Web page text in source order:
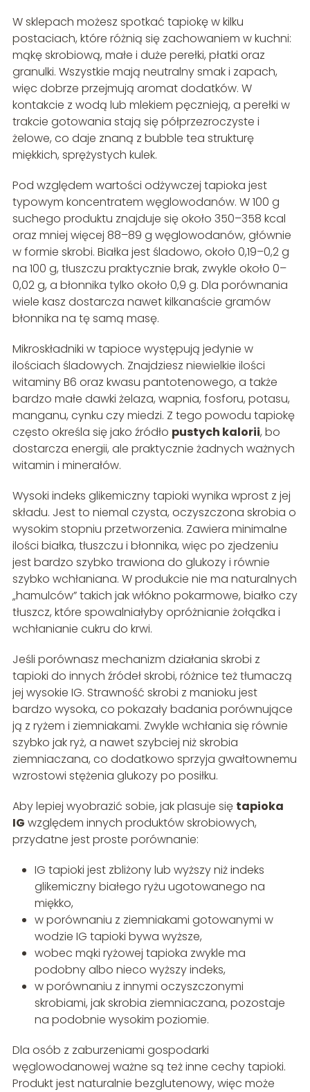
W sklepach możesz spotkać tapiokę w kilku
postaciach, które różnią się zachowaniem w kuchni:
mąkę skrobiową, małe i duże perełki, płatki oraz
granulki. Wszystkie mają neutralny smak i zapach,
więc dobrze przejmują aromat dodatków. W
kontakcie z wodą lub mlekiem pęcznieją, a perełki w
trakcie gotowania stają się półprzezroczyste i
żelowe, co daje znaną z bubble tea strukturę
miękkich, sprężystych kulek.
Pod względem wartości odżywczej tapioka jest
typowym koncentratem węglowodanów. W 100 g
suchego produktu znajduje się około 350–358 kcal
oraz mniej więcej 88–89 g węglowodanów, głównie
w formie skrobi. Białka jest śladowo, około 0,19–0,2 g
na 100 g, tłuszczu praktycznie brak, zwykle około 0–
0,02 g, a błonnika tylko około 0,9 g. Dla porównania
wiele kasz dostarcza nawet kilkanaście gramów
błonnika na tę samą masę.
Mikroskładniki w tapioce występują jedynie w
ilościach śladowych. Znajdziesz niewielkie ilości
witaminy B6 oraz kwasu pantotenowego, a także
bardzo małe dawki żelaza, wapnia, fosforu, potasu,
manganu, cynku czy miedzi. Z tego powodu tapiokę
często określa się jako źródło pustych kalorii, bo
dostarcza energii, ale praktycznie żadnych ważnych
witamin i minerałów.
Wysoki indeks glikemiczny tapioki wynika wprost z jej
składu. Jest to niemal czysta, oczyszczona skrobia o
wysokim stopniu przetworzenia. Zawiera minimalne
ilości białka, tłuszczu i błonnika, więc po zjedzeniu
jest bardzo szybko trawiona do glukozy i równie
szybko wchłaniana. W produkcie nie ma naturalnych
„hamulców” takich jak włókno pokarmowe, białko czy
tłuszcz, które spowalniałyby opróżnianie żołądka i
wchłanianie cukru do krwi.
Jeśli porównasz mechanizm działania skrobi z
tapioki do innych źródeł skrobi, różnice też tłumaczą
jej wysokie IG. Strawność skrobi z manioku jest
bardzo wysoka, co pokazały badania porównujące
ją z ryżem i ziemniakami. Zwykle wchłania się równie
szybko jak ryż, a nawet szybciej niż skrobia
ziemniaczana, co dodatkowo sprzyja gwałtownemu
wzrostowi stężenia glukozy po posiłku.
Aby lepiej wyobrazić sobie, jak plasuje się tapioka
IG względem innych produktów skrobiowych,
przydatne jest proste porównanie:
IG tapioki jest zbliżony lub wyższy niż indeks
glikemiczny białego ryżu ugotowanego na
miękko,
w porównaniu z ziemniakami gotowanymi w
wodzie IG tapioki bywa wyższe,
wobec mąki ryżowej tapioka zwykle ma
podobny albo nieco wyższy indeks,
w porównaniu z innymi oczyszczonymi
skrobiami, jak skrobia ziemniaczana, pozostaje
na podobnie wysokim poziomie.
Dla osób z zaburzeniami gospodarki
węglowodanowej ważne są też inne cechy tapioki.
Produkt jest naturalnie bezglutenowy, więc może